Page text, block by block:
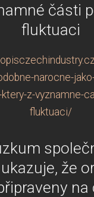
části
fluktuaci
narocne-
z-vyznamne-
fluktuaci/
že
na